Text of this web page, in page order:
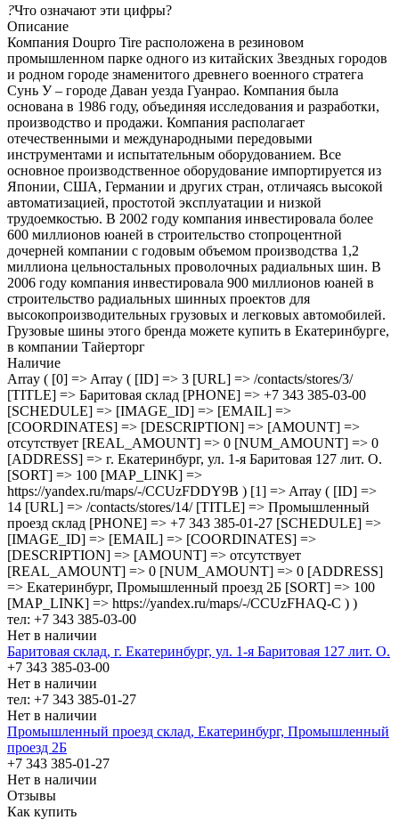
?Что означают эти цифры?
Описание
Компания Doupro Tire расположена в резиновом
промышленном парке одного из китайских Звездных городов
и родном городе знаменитого древнего военного стратега
Сунь У – городе Даван уезда Гуанрао. Компания была
основана в 1986 году, объединяя исследования и разработки,
производство и продажи. Компания располагает
отечественными и международными передовыми
инструментами и испытательным оборудованием. Все
основное производственное оборудование импортируется из
Японии, США, Германии и других стран, отличаясь высокой
автоматизацией, простотой эксплуатации и низкой
трудоемкостью. В 2002 году компания инвестировала более
600 миллионов юаней в строительство стопроцентной
дочерней компании с годовым объемом производства 1,2
миллиона цельностальных проволочных радиальных шин. В
2006 году компания инвестировала 900 миллионов юаней в
строительство радиальных шинных проектов для
высокопроизводительных грузовых и легковых автомобилей.
Грузовые шины этого бренда можете купить в Екатеринбурге,
в компании Тайерторг
Наличие
Array ( [0] => Array ( [ID] => 3 [URL] => /contacts/stores/3/
[TITLE] => Баритовая склад [PHONE] => +7 343 385-03-00
[SCHEDULE] => [IMAGE_ID] => [EMAIL] =>
[COORDINATES] => [DESCRIPTION] => [AMOUNT] =>
отсутствует [REAL_AMOUNT] => 0 [NUM_AMOUNT] => 0
[ADDRESS] => г. Екатеринбург, ул. 1-я Баритовая 127 лит. О.
[SORT] => 100 [MAP_LINK] =>
https://yandex.ru/maps/-/CCUzFDDY9B ) [1] => Array ( [ID] =>
14 [URL] => /contacts/stores/14/ [TITLE] => Промышленный
проезд cклад [PHONE] => +7 343 385-01-27 [SCHEDULE] =>
[IMAGE_ID] => [EMAIL] => [COORDINATES] =>
[DESCRIPTION] => [AMOUNT] => отсутствует
[REAL_AMOUNT] => 0 [NUM_AMOUNT] => 0 [ADDRESS]
=> Екатеринбург, Промышленный проезд 2Б [SORT] => 100
[MAP_LINK] => https://yandex.ru/maps/-/CCUzFHAQ-C ) )
тел: +7 343 385-03-00
Нет в наличии
Баритовая склад, г. Екатеринбург, ул. 1-я Баритовая 127 лит. О.
+7 343 385-03-00
Нет в наличии
тел: +7 343 385-01-27
Нет в наличии
Промышленный проезд cклад, Екатеринбург, Промышленный
проезд 2Б
+7 343 385-01-27
Нет в наличии
Отзывы
Как купить